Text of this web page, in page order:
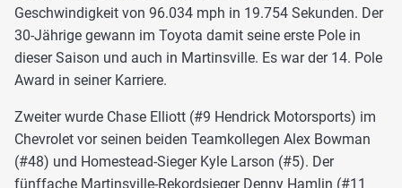
Geschwindigkeit von 96.034 mph in 19.754 Sekunden. Der
30-Jährige gewann im Toyota damit seine erste Pole in
dieser Saison und auch in Martinsville. Es war der 14. Pole
Award in seiner Karriere.
Zweiter wurde Chase Elliott (#9 Hendrick Motorsports) im
Chevrolet vor seinen beiden Teamkollegen Alex Bowman
(#48) und Homestead-Sieger Kyle Larson (#5). Der
fünffache Martinsville-Rekordsieger Denny Hamlin (#11